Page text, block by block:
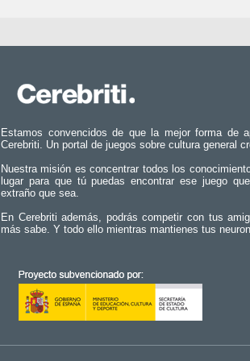
Estamos convencidos de que la mejor forma de
Cerebriti. Un portal de juegos sobre cultura general
Nuestra misión es concentrar todos los
lugar para que tú puedas encontrar ese juego
extraño que sea.
En Cerebriti además, podrás competir con tus
más sabe. Y todo ello mientras mantienes tus